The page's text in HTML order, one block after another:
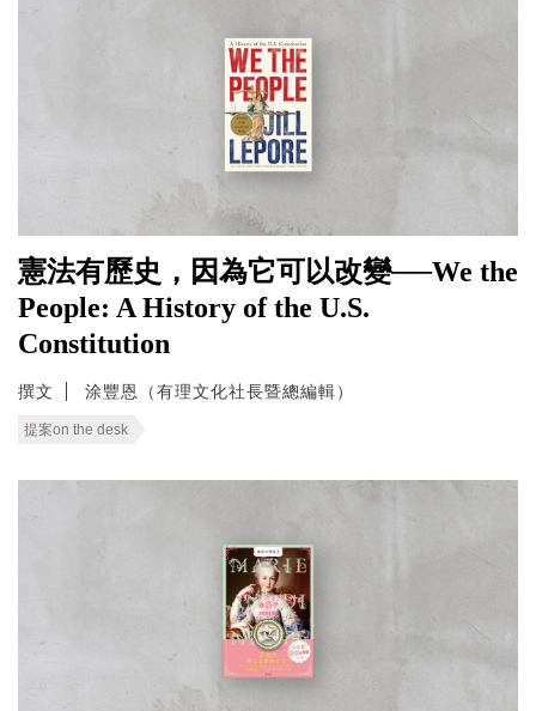
憲法有歷史，因為它可以改變──We the
People: A History of the U.S.
Constitution
撰文 涂豐恩（有理文化社長暨總編輯）
提案on the desk